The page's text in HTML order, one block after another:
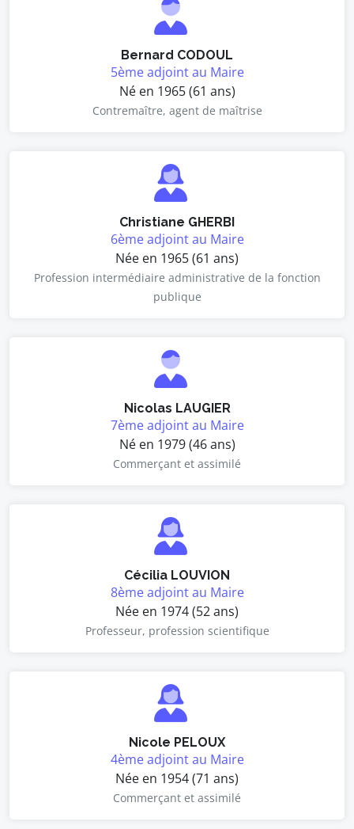
Bernard CODOUL
5ème adjoint au Maire
Né en 1965 (61 ans)
Contremaître, agent de maîtrise
Christiane GHERBI
6ème adjoint au Maire
Née en 1965 (61 ans)
Profession intermédiaire administrative de la fonction
publique
Nicolas LAUGIER
7ème adjoint au Maire
Né en 1979 (46 ans)
Commerçant et assimilé
Cécilia LOUVION
8ème adjoint au Maire
Née en 1974 (52 ans)
Professeur, profession scientifique
Nicole PELOUX
4ème adjoint au Maire
Née en 1954 (71 ans)
Commerçant et assimilé